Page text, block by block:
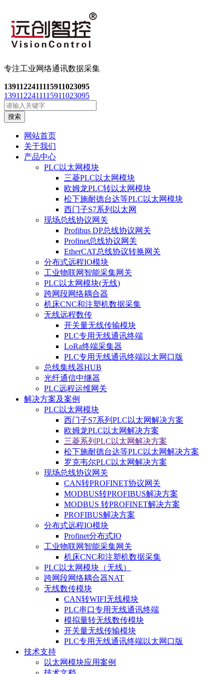
专注工业网络通讯数据采集
1391122411115911023095
1391122411115911023095
搜索
网站首页
关于我们
产品中心
PLC以太网模块
三菱PLC以太网模块
欧姆龙PLC转以太网模块
松下施耐德台达等PLC以太网模块
西门子S7系列以太网
现场总线协议网关
Profibus DP总线协议网关
Profinet总线协议网关
EtherCAT总线协议转换网关
分布式远程IO模块
工业物联网智能采集网关
PLC以太网模块(无线)
跨网段网络耦合器
机床CNC和注塑机数据采集
无线远程数传
开关量无线传输模块
PLC专用无线通讯终端
LoRa终端采集器
PLC专用无线通讯终端以太网口版
总线集线器HUB
光纤通信中继器
PLC远程运维网关
解决方案及案例
PLC以太网模块
西门子S7系列PLC以太网解决方案
欧姆龙PLC以太网解决方案
三菱系列PLC以太网解决方案
松下施耐德台达等PLC以太网解决方案
罗克韦尔PLC以太网解决方案
现场总线协议网关
CAN转PROFINET协议网关
MODBUS转PROFIBUS解决方案
MODBUS 转PROFINET解决方案
PROFIBUS解决方案
分布式远程IO模块
Profinet分布式IO
工业物联网智能采集网关
机床CNC和注塑机数据采集
PLC以太网模块（无线）
跨网段网络耦合器NAT
无线数传模块
CAN转WIFI无线模块
PLC串口专用无线通讯终端
模拟量转无线数传模块
开关量无线传输模块
PLC专用无线通讯终端以太网口版
技术支持
以太网模块应用案例